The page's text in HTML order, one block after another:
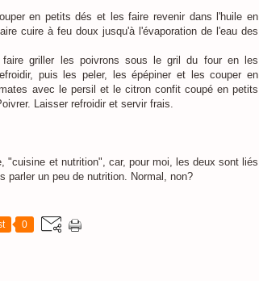
en petits dés et les faire revenir dans l'huile en
cuire à feu doux jusqu'à l'évaporation de l'eau des
griller les poivrons sous le gril du four en les
puis les peler, les épépiner et les couper en
avec le persil et le citron confit coupé en petits
Laisser refroidir et servir frais.
"cuisine et nutrition", car, pour moi, les deux sont liés
parler un peu de nutrition. Normal, non?
0